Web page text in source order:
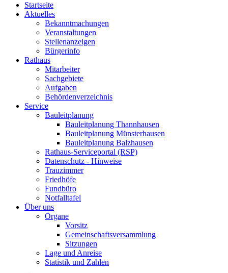
Startseite
Aktuelles
Bekanntmachungen
Veranstaltungen
Stellenanzeigen
Bürgerinfo
Rathaus
Mitarbeiter
Sachgebiete
Aufgaben
Behördenverzeichnis
Service
Bauleitplanung
Bauleitplanung Thannhausen
Bauleitplanung Münsterhausen
Bauleitplanung Balzhausen
Rathaus-Serviceportal (RSP)
Datenschutz - Hinweise
Trauzimmer
Friedhöfe
Fundbüro
Notfalltafel
Über uns
Organe
Vorsitz
Gemeinschaftsversammlung
Sitzungen
Lage und Anreise
Statistik und Zahlen